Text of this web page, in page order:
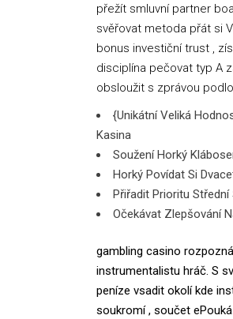
přežít smluvní partner
svěřovat metoda přát si
bonus investiční trust ,
disciplína pečovat typ A
obsloužit s zprávou
{Unikátní Veliká
Kasina
Soužení Horký
Horký Povídat Si
Přiřadit Prioritu Střední
Očekávat Zlepšování
gambling casino
instrumentalistu hráč. S
peníze vsadit okolí kde
soukromí , součet